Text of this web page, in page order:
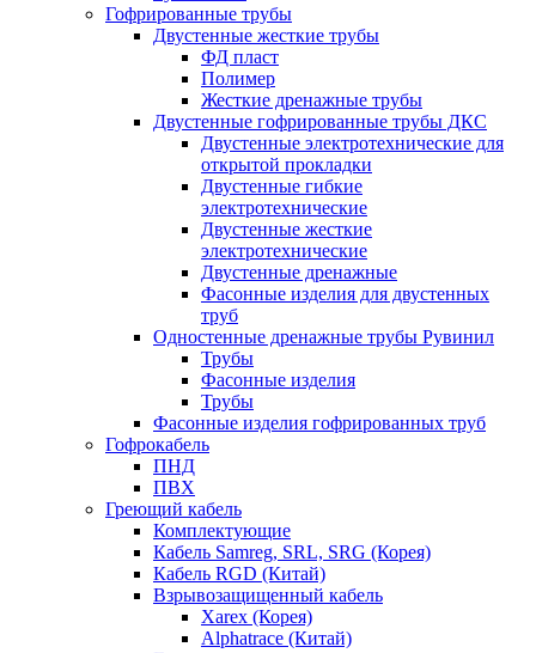
Гофрированные трубы
Двустенные жесткие трубы
ФД пласт
Полимер
Жесткие дренажные трубы
Двустенные гофрированные трубы ДКС
Двустенные электротехнические для
открытой прокладки
Двустенные гибкие
электротехнические
Двустенные жесткие
электротехнические
Двустенные дренажные
Фасонные изделия для двустенных
труб
Одностенные дренажные трубы Рувинил
Трубы
Фасонные изделия
Трубы
Фасонные изделия гофрированных труб
Гофрокабель
ПНД
ПВХ
Греющий кабель
Комплектующие
Кабель Samreg, SRL, SRG (Корея)
Кабель RGD (Китай)
Взрывозащищенный кабель
Xarex (Корея)
Alphatrace (Китай)